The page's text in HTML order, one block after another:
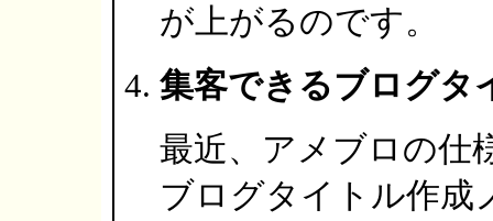
が上がるのです。
集客できるブログタ
最近、アメブロの仕
ブログタイトル作成